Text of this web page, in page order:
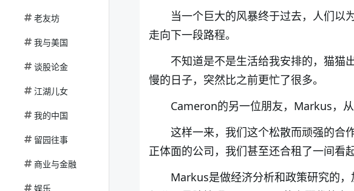
老友坊
我与美国
谈股论金
江湖儿女
我的中国
留园往事
商业与金融
娱乐
当一个巨大的风暴终于过去，人们以
走向下一段路程。
不知道是不是生活给我安排的，猫猫
慢的日子，突然比之前更忙了很多。
Cameron的另一位朋友， Markus，
这样一来，我们这个松散而顽强的合
正体面的公司，我们甚至还合租了一间看
Markus是做经济分析和政策研究的